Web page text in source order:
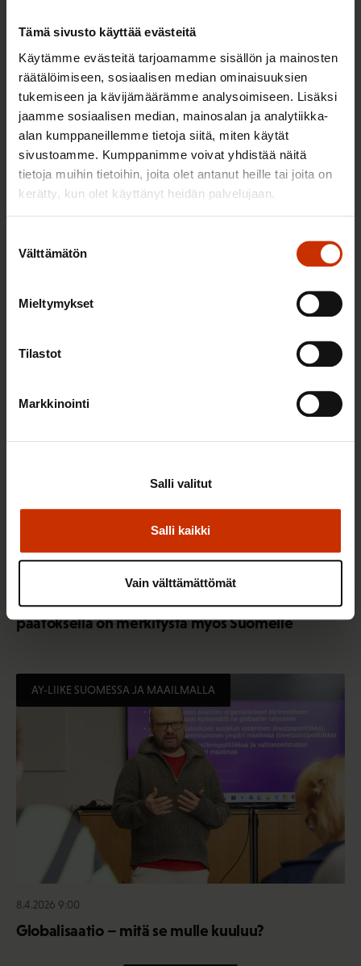
Tämä sivusto käyttää evästeitä
Käytämme evästeitä tarjoamamme sisällön ja mainosten
räätälöimiseen, sosiaalisen median ominaisuuksien
tukemiseen ja kävijämäärämme analysoimiseen. Lisäksi
jaamme sosiaalisen median, mainosalan ja analytiikka-
alan kumppaneillemme tietoja siitä, miten käytät
sivustoamme. Kumppanimme voivat yhdistää näitä
tietoja muihin tietoihin, joita olet antanut heille tai joita on
kerätty, kun olet käyttänyt heidän palvelujaan.
valinta
Välttämätön
Mieltymykset
Tilastot
Markkinointi
Salli kaikki
Salli valitut
Vain välttämättömät
Työelämän ammattilaiset: Panemme olutta,
23.5.2026 7:40
Kansainvälinen tuomioistuin vahvisti lakko-
oikeuden aseman osana ILO:n yleissopimusta –
päätöksellä on merkitystä myös Suomelle
AY-LIIKE SUOMESSA JA MAAILMALLA
8.4.2026 9:00
Globalisaatio – mitä se mulle kuuluu?